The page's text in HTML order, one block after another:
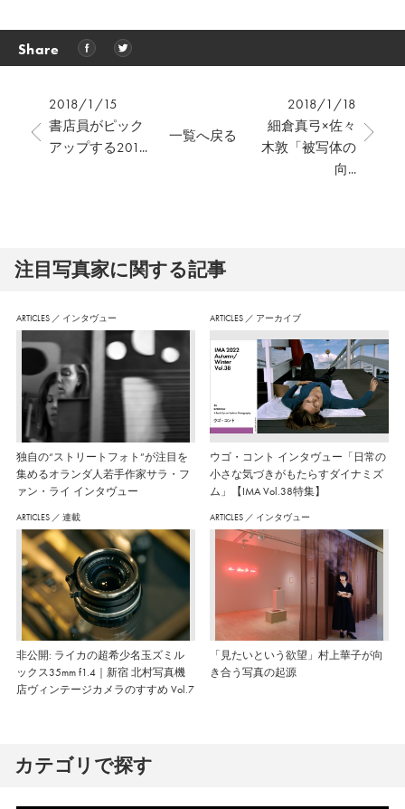
Share
2018/1/15
書店員がピック
アップする201...
2018/1/18
細倉真弓×佐々
木敦「被写体の
向...
一覧へ戻る
注⽬写真家に関する記事
ARTICLES ／ インタヴュー
独自の“ストリートフォト”が注目を
集めるオランダ人若手作家サラ・フ
ァン・ライ インタヴュー
ARTICLES ／ アーカイブ
ウゴ・コント インタヴュー「日常の
小さな気づきがもたらすダイナミズ
ム」【IMA Vol.38特集】
ARTICLES ／ 連載
非公開: ライカの超希少名玉ズミル
ックス35mm f1.4｜新宿 北村写真機
店ヴィンテージカメラのすすめ Vol.7
ARTICLES ／ インタヴュー
「見たいという欲望」村上華子が向
き合う写真の起源
カテゴリで探す